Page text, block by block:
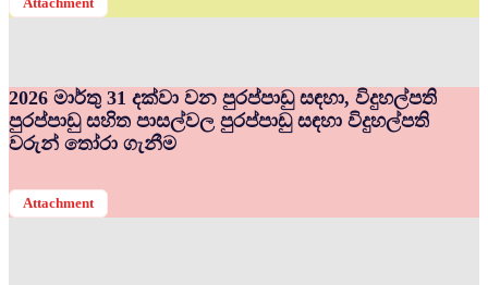
2026 මාර්තු 31 දක්වා වන පුරප්පාඩු සඳහා, විදුහල්පති
පුරප්පාඩු සහිත පාසල්වල පුරප්පාඩු සඳහා විදුහල්පති
වරුන් තෝරා ගැනීම
Attachment